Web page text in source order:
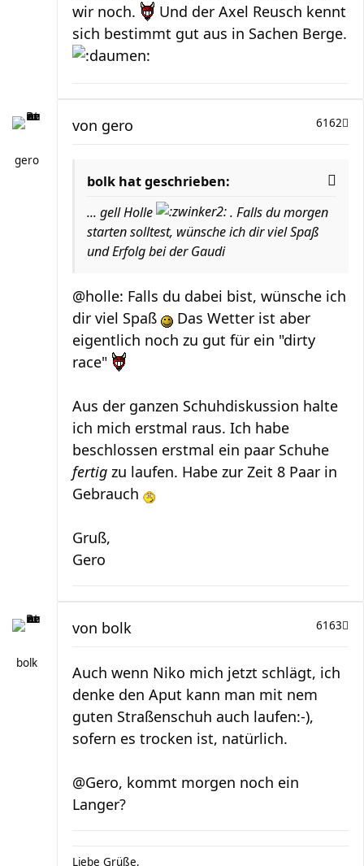
wir noch.
Und der Axel Reusch kennt
sich bestimmt gut aus in Sachen Berge.
gero
6162
von gero
bolk hat geschrieben:
... gell Holle
. Falls du morgen
starten solltest, wünsche ich dir viel Spaß
und Erfolg bei der Gaudi
@holle: Falls du dabei bist, wünsche ich
dir viel Spaß
Das Wetter ist aber
eigentlich noch zu gut für ein "dirty
race"
Aus der ganzen Schuhdiskussion halte
ich mich erstmal raus. Ich habe
beschlossen erstmal ein paar Schuhe
fertig zu laufen. Habe zur Zeit 8 Paar in
Gebrauch
Gruß,
Gero
bolk
6163
von bolk
Auch wenn Niko mich jetzt schlägt, ich
denke den Aput kann man mit nem
guten Straßenschuh auch laufen:-),
sofern es trocken ist, natürlich.
@Gero, kommt morgen noch ein
Langer?
Liebe Grüße,